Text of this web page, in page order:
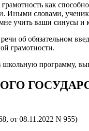
как
Иными словами,
учить ваши синусы и
об обязательном
грамотности.
программу,
от 08.11.2022 N 955)